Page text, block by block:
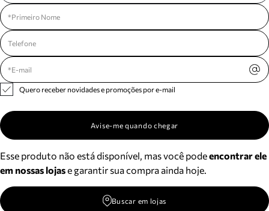
Quero receber novidades e promoções por e-mail
Avise-me quando chegar
Esse produto não está disponível, mas você podeencontrar ele
em nossas lojase garantir sua compra ainda hoje.
Buscar em lojas